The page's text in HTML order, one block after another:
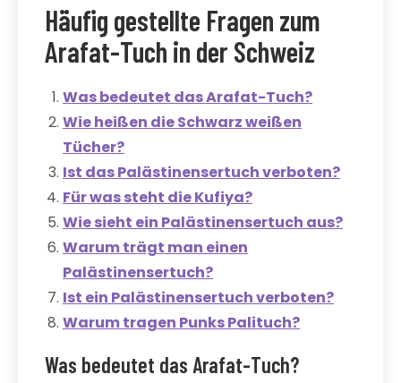
Häufig gestellte Fragen zum
Arafat-Tuch in der Schweiz
Was bedeutet das Arafat-Tuch?
Wie heißen die Schwarz weißen
Tücher?
Ist das Palästinensertuch verboten?
Für was steht die Kufiya?
Wie sieht ein Palästinensertuch aus?
Warum trägt man einen
Palästinensertuch?
Ist ein Palästinensertuch verboten?
Warum tragen Punks Palituch?
Was bedeutet das Arafat-Tuch?